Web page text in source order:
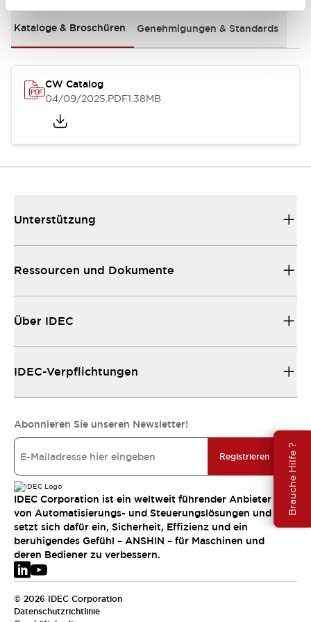
Brauche Hilfe ?
Kataloge & Broschüren Genehmigungen & Standards
CW Catalog
04/09/2025.PDF1.38MB
Unterstützung
Ressourcen und Dokumente
Über IDEC
IDEC-Verpflichtungen
Abonnieren Sie unseren Newsletter!
Registrieren
IDEC Corporation ist ein weltweit führender Anbieter
von Automatisierungs- und Steuerungslösungen und
setzt sich dafür ein, Sicherheit, Effizienz und ein
beruhigendes Gefühl – ANSHIN – für Maschinen und
deren Bediener zu verbessern.
© 2026 IDEC Corporation
Datenschutzrichtlinie